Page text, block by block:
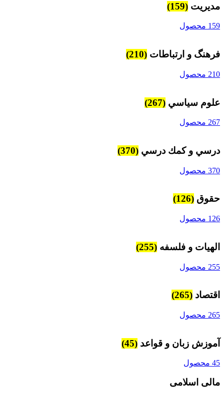
مديريت (159)
159 محصول
فرهنگ و ارتباطات (210)
210 محصول
علوم سياسي (267)
267 محصول
درسي و كمك درسي (370)
370 محصول
حقوق (126)
126 محصول
الهیات و فلسفه (255)
255 محصول
اقتصاد (265)
265 محصول
آموزش زبان و قواعد (45)
45 محصول
مالی اسلامی